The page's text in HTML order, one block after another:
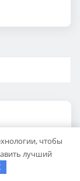
код по
чтобы
лучший